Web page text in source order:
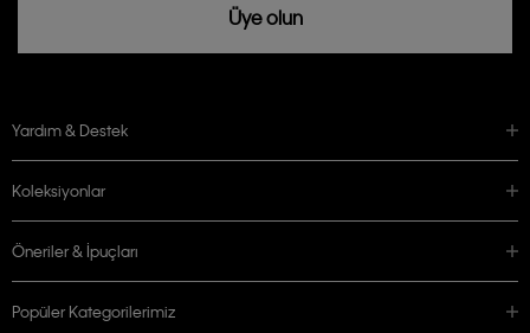
Üye olun
Yardım & Destek
Koleksiyonlar
Öneriler & İpuçları
Popüler Kategorilerimiz